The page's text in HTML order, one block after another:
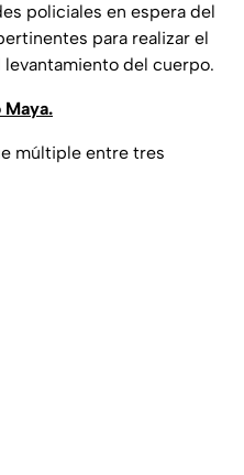
policiales en espera del
para realizar el
del cuerpo.
múltiple entre tres